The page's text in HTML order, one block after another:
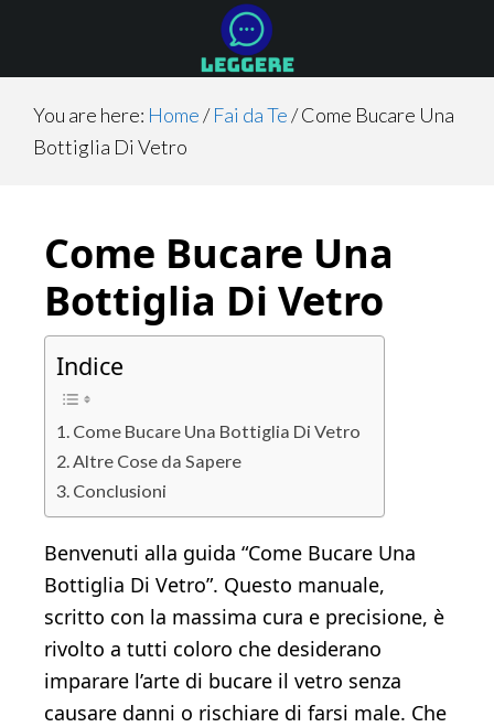
main
content
primary
sidebar
footer
You are here: Home/ Fai da Te/Come Bucare Una
Bottiglia Di Vetro
Come Bucare Una
Bottiglia Di Vetro
Indice
Come Bucare Una Bottiglia Di Vetro
Altre Cose da Sapere
Conclusioni
Benvenuti alla guida “Come Bucare Una
Bottiglia Di Vetro”. Questo manuale,
scritto con la massima cura e precisione, è
rivolto a tutti coloro che desiderano
imparare l’arte di bucare il vetro senza
causare danni o rischiare di farsi male. Che